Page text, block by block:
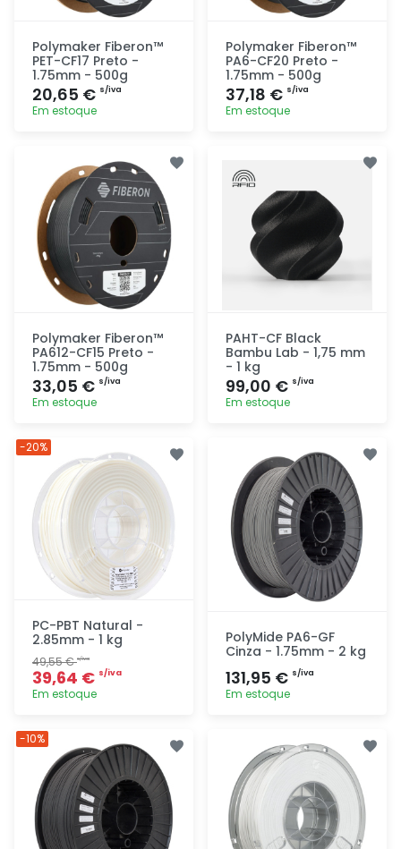
Polymaker Fiberon™
PET-CF17 Preto -
1.75mm - 500g
20,65 € s/iva
Em estoque
rapidamente
Polymaker Fiberon™
PA6-CF20 Preto -
1.75mm - 500g
37,18 € s/iva
Em estoque
Polymaker Fiberon™
PA612-CF15 Preto -
1.75mm - 500g
33,05 € s/iva
Em estoque
rapidamente
PAHT-CF Black
Bambu Lab - 1,75 mm
- 1 kg
99,00 € s/iva
Em estoque
rapidamente
PC-PBT Natural -
2.85mm - 1 kg
49,55 €s/iva
39,64 € s/iva
Em estoque
rapidamente
-20%
PolyMide PA6-GF
Cinza - 1.75mm - 2 kg
131,95 € s/iva
Em estoque
rapidamente
-10%